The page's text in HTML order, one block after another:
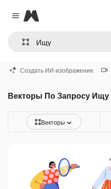
Close menu
Magnific
Создать ИИ-изображение
Векторы По Запросу Ищу
Векторы